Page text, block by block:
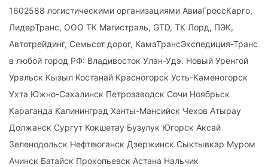
1602588 логистическими организациями АвиаГроссКарго,
ЛидерТранс, ООО ТК Магистраль, GTD, ТК Лорд, ПЭК,
Автотрейдинг, Семьсот дорог, КамаТрансЭкспедиция-Транс
в любой город РФ: Владивосток Улан-Удэ. Новый Уренгой
Уральск Кызыл Костанай Красногорск Усть-Каменогорск
Ухта Южно-Сахалинск Петрозаводск Сочи Ноябрьск
Караганда Калининград Ханты-Мансийск Чехов Атырау
Должанск Сургут Кокшетау Бузулук Югорск Аксай
Зеленодольск Нефтеюганск Дзержинск Сыктывкар Муром
Ачинск Батайск Прокопьевск Астана Нальчик